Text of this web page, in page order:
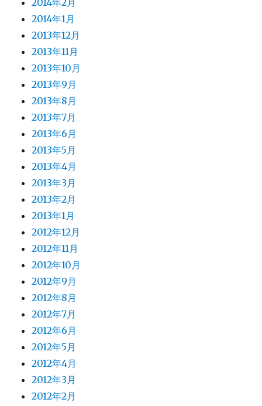
2014年2月
2014年1月
2013年12月
2013年11月
2013年10月
2013年9月
2013年8月
2013年7月
2013年6月
2013年5月
2013年4月
2013年3月
2013年2月
2013年1月
2012年12月
2012年11月
2012年10月
2012年9月
2012年8月
2012年7月
2012年6月
2012年5月
2012年4月
2012年3月
2012年2月